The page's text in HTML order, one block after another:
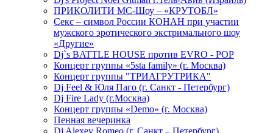
ПРИКОЛИТИ МС-Шоу – «КРУТОБЛ»
Секс – символ России КОНАН при участии
мужского эротического экстримального шоу
«Другие»
Dj`s BATTLE HOUSE против EVRO - POP
Концерт группы «5sta family» (г. Москва)
Концерт группы "ТРИАГРУТРИКА"
Dj Feel & Юля Паго (г. Санкт - Петербург)
Dj Fire Lady (г.Москва)
Концерт группы «Demo» (г. Москва)
Пенная вечеринка
Dj Alexey Romeo (г. Санкт – Петербург)